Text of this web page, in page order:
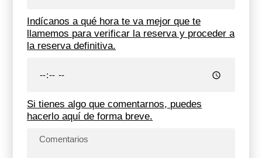
Indícanos a qué hora te va mejor que te
llamemos para verificar la reserva y proceder a
la reserva definitiva.
Si tienes algo que comentarnos, puedes
hacerlo aquí de forma breve.